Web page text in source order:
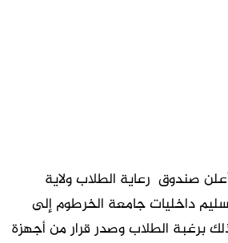
صندوق رعاية الطلاب ولاية
داخليات جامعة الخرطوم إلى
برغبة الطلاب وصدر قرار من أجهزة